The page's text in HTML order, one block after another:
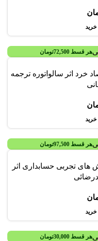
خرید
هر قسط 72,500تومان
خرد اثر سالواتوره ترجمه
خرید
هر قسط 97,500تومان
تجربی حسابداری اثر
خرید
هر قسط 30,000تومان